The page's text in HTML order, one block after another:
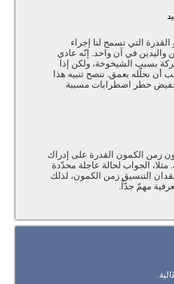
القدرة التي تسمح لنا إجراء
واليدين في آن واحد. إنّه عادي
بسبب الشيخوخة، ولكن إذا
نحلّله بعمق. ننصح تنبيه هذا
لتخفيض خطر اضطرابات مسببة
زمن الكمون القدرة على إدراك
مثلا، الجواب لحالة عاجلة محدّدة
التنسيق زمن الكمون، لذلك
مهمّ جدّاً.